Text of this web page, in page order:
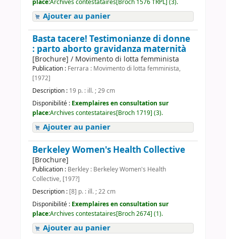
place:Archives contestataires[Broch 1576 TRPL] (3).
Ajouter au panier
Basta tacere! Testimonianze di donne
: parto aborto gravidanza maternità
[Brochure] / Movimento di lotta femminista
Publication : Ferrara : Movimento di lotta femminista,
[1972]
Description : 19 p. : ill. ; 29 cm
Disponibilité : Exemplaires en consultation sur
place:Archives contestataires[Broch 1719] (3).
Ajouter au panier
Berkeley Women's Health Collective
[Brochure]
Publication : Berkley : Berkeley Women's Health
Collective, [197?]
Description : [8] p. : ill. ; 22 cm
Disponibilité : Exemplaires en consultation sur
place:Archives contestataires[Broch 2674] (1).
Ajouter au panier